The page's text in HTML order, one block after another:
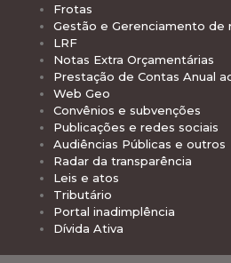
Frotas
Gestão e Gerenciamento de
LRF
Notas Extra Orçamentárias
Prestação de Contas Anual
Web Geo
Convênios e subvenções
Publicações e redes sociais
Audiências Públicas e outros
Radar da transparência
Leis e atos
Tributário
Portal inadimplência
Dívida Ativa